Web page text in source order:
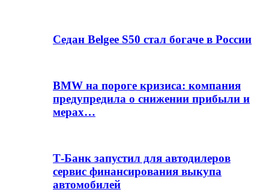
Седан Belgee S50 стал богаче в России
BMW на пороге кризиса: компания
предупредила о снижении прибыли и
мерах…
Т-Банк запустил для автодилеров
сервис финансирования выкупа
автомобилей